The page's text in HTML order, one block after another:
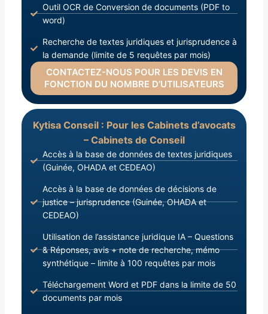
Outil OCR de Conversion de documents (PDF to
word)
Recherche de textes juridiques et jurisprudence à
la demande (limite de 5 requêtes par mois)
CONTACTEZ-NOUS POUR LES DEVIS EN
FONCTION DU NOMBRE D’UTILISATEURS
Kytisa Conseil : Pour les Cabinets d’avocats
– Cabinets de Conseil
Accès à la base de données de textes juridiques
(Guinée, OHADA et CEDEAO)
Accès à la base de données de décisions de
justice – jurisprudence (Guinée, OHADA et
CEDEAO)
Utilisation de l’assistance juridique IA – Questions
& Réponses, avis + note de recherche, mémo
synthétique – limite à 100 requêtes par mois
Téléchargement Word et PDF dans la limite de 50
documents par mois